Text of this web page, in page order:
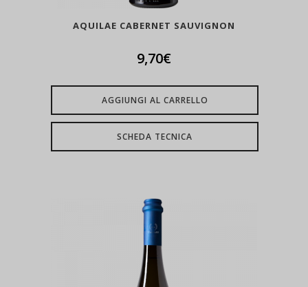
AQUILAE CABERNET SAUVIGNON
9,70€
AGGIUNGI AL CARRELLO
SCHEDA TECNICA